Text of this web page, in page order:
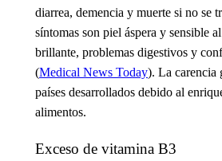
diarrea, demencia y muerte si no se
síntomas son piel áspera y sensible
brillante, problemas digestivos y
(Medical News Today). La carencia
países desarrollados debido al
alimentos.
Exceso de vitamina B3